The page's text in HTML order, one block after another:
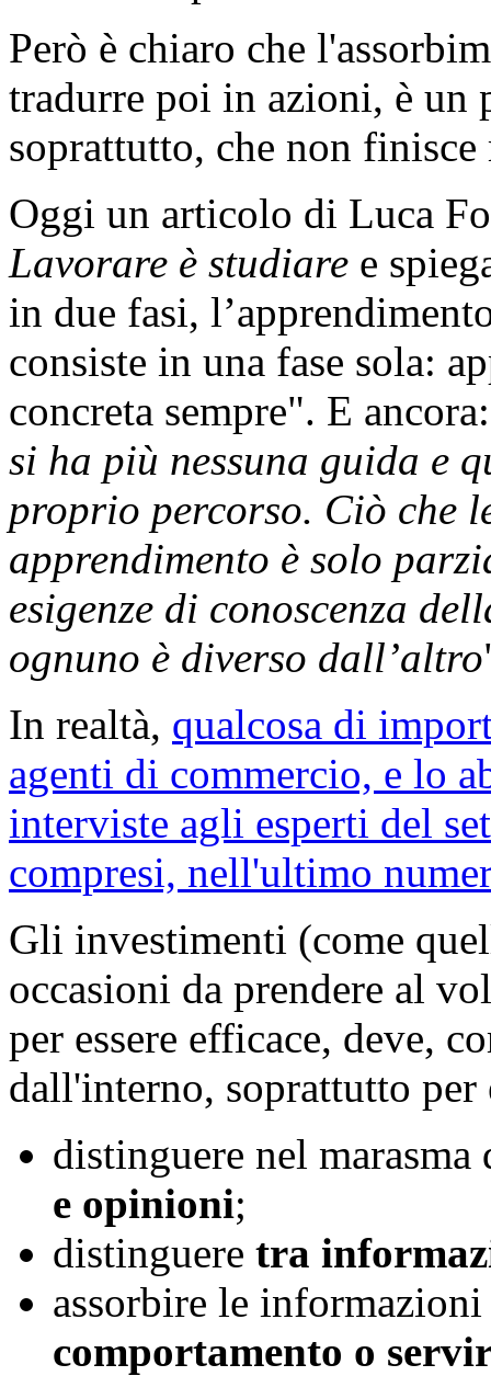
Però è chiaro che
tradurre poi in azioni, è un
soprattutto, che non finisce
Oggi un articolo di Luca
Lavorare è studiare e
in due fasi,
consiste in una fase sola:
concreta sempre". E
si ha più nessuna guida e
proprio percorso. Ciò che
apprendimento è solo
esigenze di conoscenza
ognuno è diverso dall’altro
In realtà, qualcosa di
agenti di commercio, e lo
interviste agli esperti del
compresi, nell'ultimo
Gli investimenti (come
occasioni da prendere al
per essere efficace, deve,
dall'interno, soprattutto per
distinguere nel
e opinioni;
distinguere tra
assorbire le
comportamento o